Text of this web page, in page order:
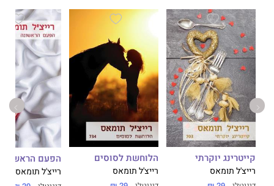
קייטרינג יוקרתי
רייצ'ל תומאס
הלוחשת לסוסים
רייצ'ל תומאס
הפעם הראשונה
רייצ'ל תומאס